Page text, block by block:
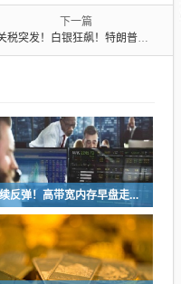
下一篇
税突发！白银狂飙！特朗普最新发声！
持续反弹！高带宽内存早盘走强 三大原厂产能售罄